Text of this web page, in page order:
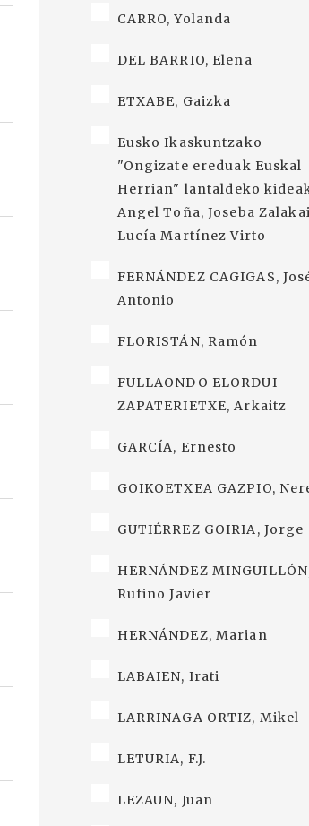
CARRO, Yolanda
DEL BARRIO, Elena
ETXABE, Gaizka
Eusko Ikaskuntzako
"Ongizate ereduak Euskal
Herrian" lantaldeko
Angel Toña, Joseba
Lucía Martínez Virto
FERNÁNDEZ CAGIGAS,
Antonio
FLORISTÁN, Ramón
FULLAONDO ELORDUI-
ZAPATERIETXE, Arkaitz
GARCÍA, Ernesto
GOIKOETXEA GAZPIO,
GUTIÉRREZ GOIRIA, Jorge
HERNÁNDEZ
Rufino Javier
HERNÁNDEZ, Marian
LABAIEN, Irati
LARRINAGA ORTIZ, Mikel
LETURIA, F.J.
LEZAUN, Juan